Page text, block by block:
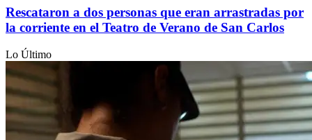
Rescataron a dos personas que eran arrastradas por
la corriente en el Teatro de Verano de San Carlos
Lo Último